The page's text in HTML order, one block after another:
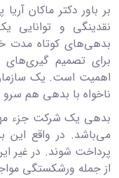
بر باور دکتر ماکان آریا
نقدینگی و
بدهی‌های کوتاه مدت
برای تصمیم گیری‌های
اهمیت است. یک سازمان
ناخواه با بدهی هم سرو
بدهی‌ یک شرکت جزء
می‌باشد. در واقع این
پرداخت شوند. در غیر
از جمله ورشکستگی